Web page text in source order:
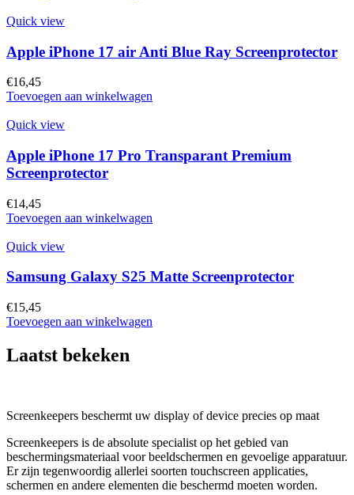
Quick view
Apple iPhone 17 air Anti Blue Ray Screenprotector
€16,45
Toevoegen aan winkelwagen
Quick view
Apple iPhone 17 Pro Transparant Premium
Screenprotector
€14,45
Toevoegen aan winkelwagen
Quick view
Samsung Galaxy S25 Matte Screenprotector
€15,45
Toevoegen aan winkelwagen
Laatst bekeken
Screenkeepers beschermt uw display of device precies op maat
Screenkeepers is de absolute specialist op het gebied van
beschermingsmateriaal voor beeldschermen en gevoelige apparatuur.
Er zijn tegenwoordig allerlei soorten touchscreen applicaties,
schermen en andere elementen die beschermd moeten worden.